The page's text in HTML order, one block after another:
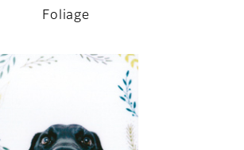
Foliage